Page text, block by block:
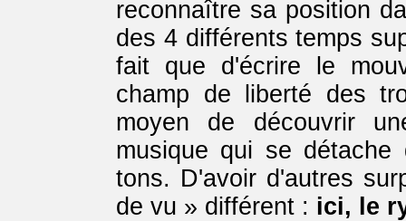
reconnaître sa position
des 4 différents temps
fait que d'écrire le
champ de liberté des
moyen de découvrir
musique qui se
tons. D'avoir d'autres
de vu » différent : ici, le